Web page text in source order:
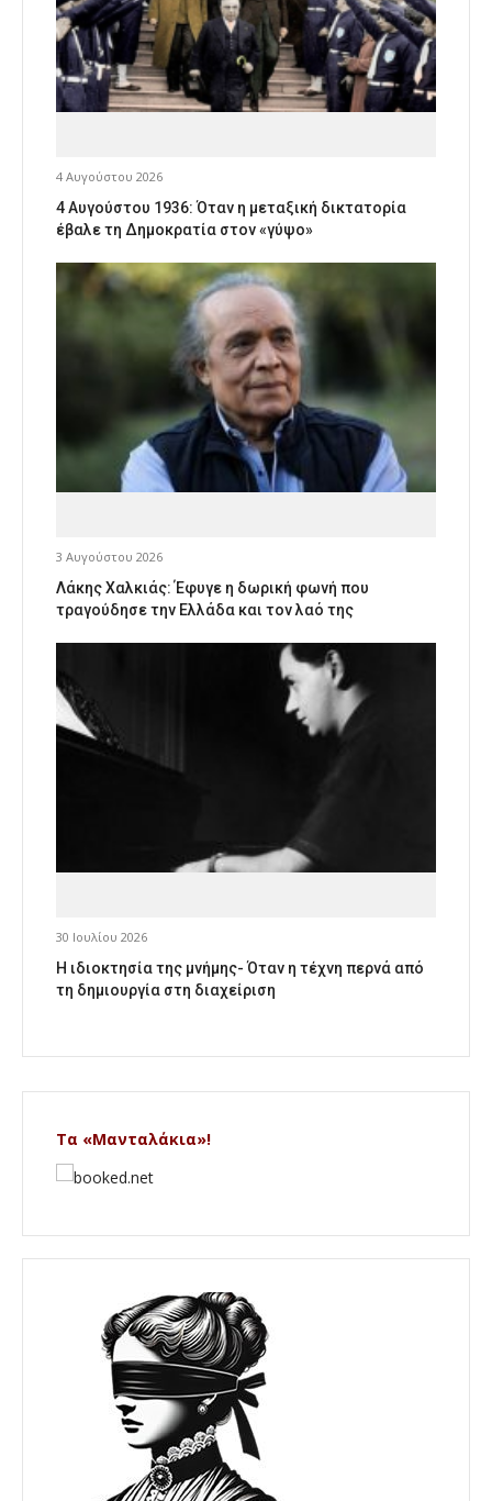
4 Αυγούστου 2026
4 Αυγούστου 1936: Όταν η μεταξική δικτατορία
έβαλε τη Δημοκρατία στον «γύψο»
3 Αυγούστου 2026
Λάκης Χαλκιάς: Έφυγε η δωρική φωνή που
τραγούδησε την Ελλάδα και τον λαό της
30 Ιουλίου 2026
Η ιδιοκτησία της μνήμης- Όταν η τέχνη περνά από
τη δημιουργία στη διαχείριση
Τα «Μανταλάκια»!